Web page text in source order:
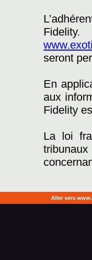
seront
En
aux
Fidelity
La loi
Aller vers